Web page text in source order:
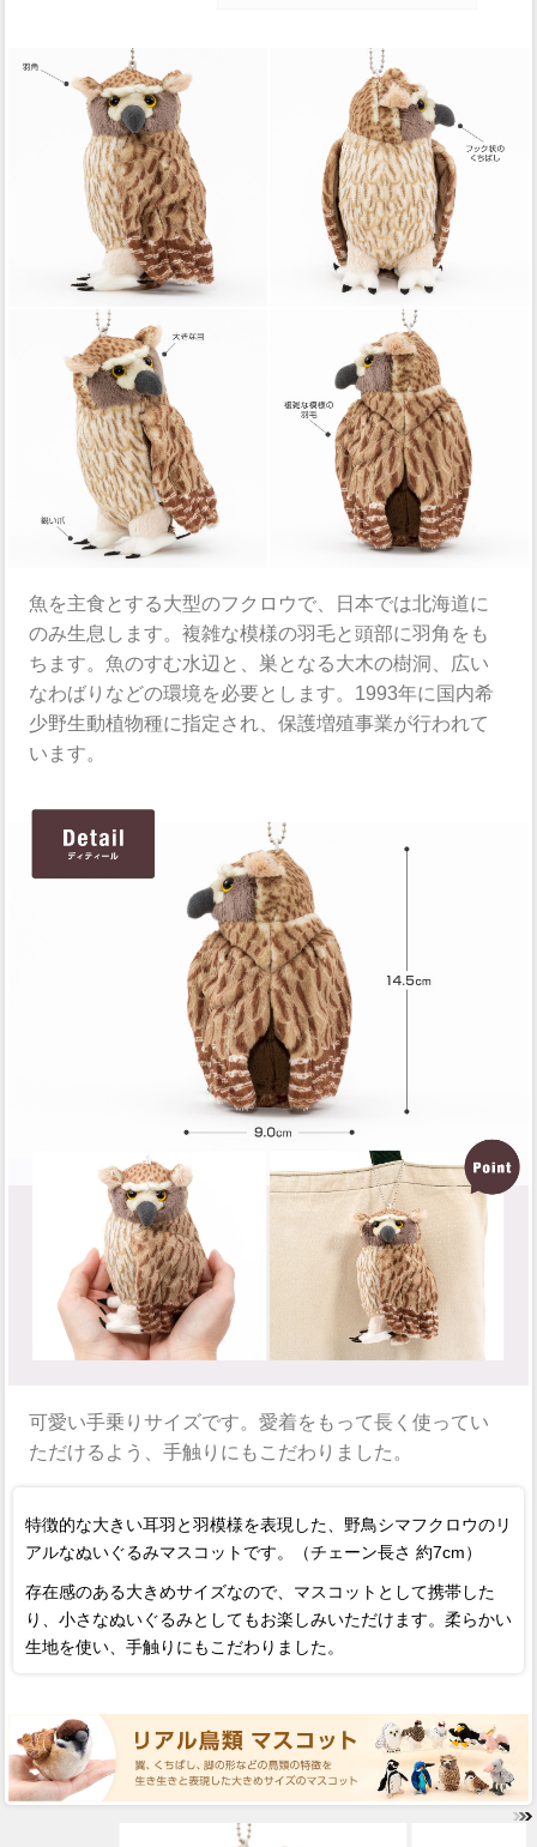
魚を主食とする大型のフクロウで、日本では北海道に
のみ生息します。複雑な模様の羽毛と頭部に羽角をも
ちます。魚のすむ水辺と、巣となる大木の樹洞、広い
なわばりなどの環境を必要とします。1993年に国内希
少野生動植物種に指定され、保護増殖事業が行われて
います。
可愛い手乗りサイズです。愛着をもって長く使ってい
ただけるよう、手触りにもこだわりました。
特徴的な大きい耳羽と羽模様を表現した、野鳥シマフクロウのリ
アルなぬいぐるみマスコットです。（チェーン長さ 約7cm）
存在感のある大きめサイズなので、マスコットとして携帯した
り、小さなぬいぐるみとしてもお楽しみいただけます。柔らかい
生地を使い、手触りにもこだわりました。